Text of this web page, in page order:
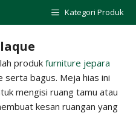
Kategori Produk
produkfurniture jepara
serta bagus. Meja hias ini
mengisi ruang tamu atau
kesan ruangan yang